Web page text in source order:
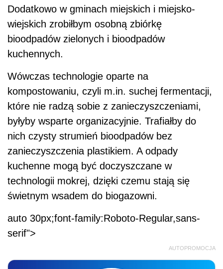
Dodatkowo w gminach miejskich i miejsko-
wiejskich zrobiłbym osobną zbiórkę
bioodpadów zielonych i bioodpadów
kuchennych.
Wówczas technologie oparte na
kompostowaniu, czyli m.in. suchej fermentacji,
które nie radzą sobie z zanieczyszczeniami,
byłyby wsparte organizacyjnie. Trafiałby do
nich czysty strumień bioodpadów bez
zanieczyszczenia plastikiem. A odpady
kuchenne mogą być doczyszczane w
technologii mokrej, dzięki czemu stają się
świetnym wsadem do biogazowni.
auto 30px;font-family:Roboto-Regular,sans-
serif">
AUTOPROMOCJA